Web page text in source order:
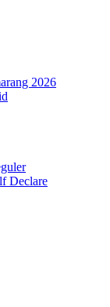
2026
Declare